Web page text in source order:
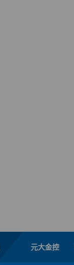
元大金控